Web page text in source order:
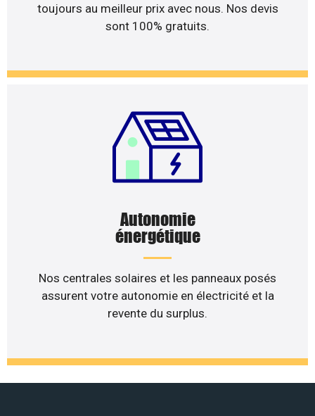
toujours au meilleur prix avec nous. Nos devis
sont 100% gratuits.
Autonomie
énergétique
Nos centrales solaires et les panneaux posés
assurent votre autonomie en électricité et la
revente du surplus.